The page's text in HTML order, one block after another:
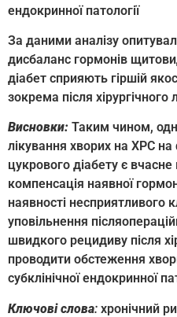
ендокринної патології
За даними аналізу
дисбаланс гормонів
діабет сприяють гіршій
зокрема після хірургічного
Висновки: Таким чином,
лікування хворих на ХРС на
цукрового діабету є
компенсація наявної
наявності несприятливого
уповільнення
швидкого рецидиву після
проводити обстеження
субклінічної ендокринної
Ключові слова: хронічний